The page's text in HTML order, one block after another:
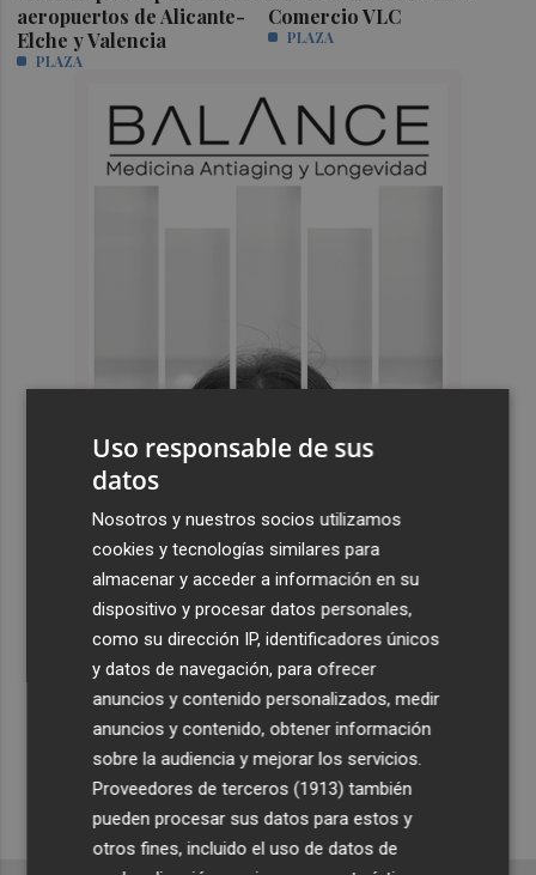
aeropuertos de Alicante-
Elche y Valencia
PLAZA
Comercio VLC
PLAZA
Uso responsable de sus
datos
Nosotros y nuestros socios utilizamos
cookies y tecnologías similares para
almacenar y acceder a información en su
dispositivo y procesar datos personales,
como su dirección IP, identificadores únicos
y datos de navegación, para ofrecer
anuncios y contenido personalizados, medir
anuncios y contenido, obtener información
sobre la audiencia y mejorar los servicios.
Proveedores de terceros (1913) también
pueden procesar sus datos para estos y
otros fines, incluido el uso de datos de